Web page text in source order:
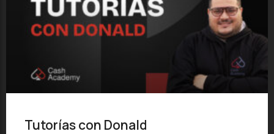
Tutorías con Donald